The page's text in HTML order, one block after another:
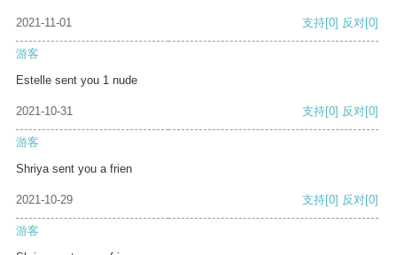
2021-11-01 支持[0] 反对[0]
游客
Estelle sent you 1 nude
2021-10-31 支持[0] 反对[0]
游客
Shriya sent you a frien
2021-10-29 支持[0] 反对[0]
游客